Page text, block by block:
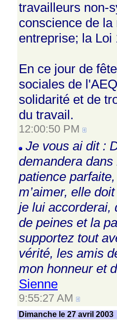
travailleurs non-
conscience de
entreprise; la Loi
En ce jour de
sociales de
solidarité et de
du travail.
12:00:50 PM
Je vous ai dit :
demandera dans
patience
m’aimer, elle
je lui accorderai,
de peines et la
supportez tout
vérité, les amis
mon honneur et
Sienne
9:55:27 AM
Dimanche le 27 avril 2003